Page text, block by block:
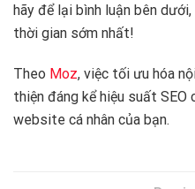
hãy để lại bình luận bên
thời gian sớm nhất!
Theo Moz, việc tối ưu hóa
thiện đáng kể hiệu suất SEO
website cá nhân của bạn.